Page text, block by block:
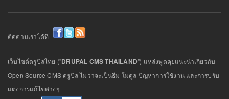
ติดตามเราได้ที่
เว็บไซต์ดรูปัลไทย ("DRUPAL CMS THAILAND") แหล่งพูดคุยแนะนำเกี่ยวกับ
Open Source CMS ดรูปัล ไม่ว่าจะเป็นธีม โมดูล ปัญหาการใช้งาน และการปรับ
แต่งการแก้ไขต่างๆ